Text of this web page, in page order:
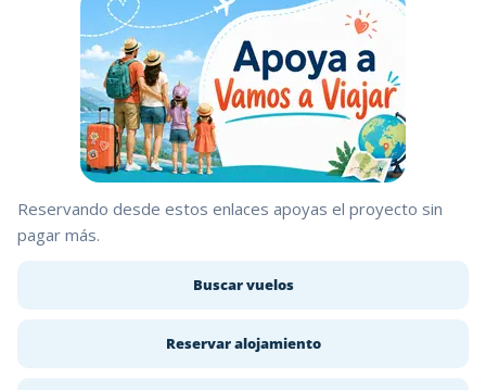
Reservando desde estos enlaces apoyas el proyecto sin
pagar más.
Buscar vuelos
Reservar alojamiento